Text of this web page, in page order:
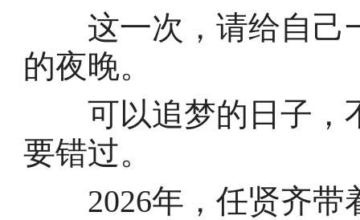
这一次，请给自己
的夜晚。
可以追梦的日子，
要错过。
2026年，任贤齐带